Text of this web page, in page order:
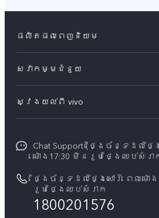
ផលិតផលពេញនិយម
V60 5G
V50 Lite
បណ្តាហាងលក់
គ្រប់ម៉ូឌែល
សេវាកម្មជំនួយ
Funtouch OS
ការផ្ទៀងផ្ទាត់ IMEI
ពិនិត្យតម្លៃគ្រឿងបន្លាស់
សេវាកម្មជួសជុលដោយដឹកយកទៅជូន
ស្វែងយល់ពី vivo
ព័ត៌មាន
អាជីពនៅ vivo
សេចក្តីជូនដំណឹងផ្លូវច្បាប់
Chat Support (ថ្ងៃច័ន្ទដល់ថ្
ម៉ោង17:30 មិនរួមថ្ងៃឈប់សំរា
ថ្ងៃច័ន្ទដល់ថ្ងៃសៅរ៍ ពេលម៉ោង
រួមថ្ងៃឈប់សំរាក
1800201576